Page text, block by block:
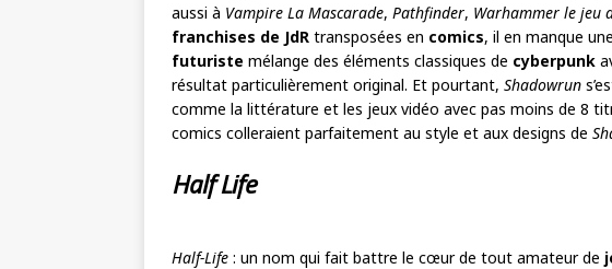
aussi à Vampire La Mascarade, Pathfinder, Warhammer le jeu
franchises de JdR transposées en comics, il en manque
futuriste mélange des éléments classiques de cyberpunk
résultat particulièrement original. Et pourtant, Shadowrun
comme la littérature et les jeux vidéo avec pas moins de 8
comics colleraient parfaitement au style et aux designs de
Half Life
Half-Life : un nom qui fait battre le cœur de tout amateur de